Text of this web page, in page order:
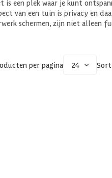
een plek waar je kunt
van een tuin is privacy en
schermen, zijn niet alleen
per pagina 24